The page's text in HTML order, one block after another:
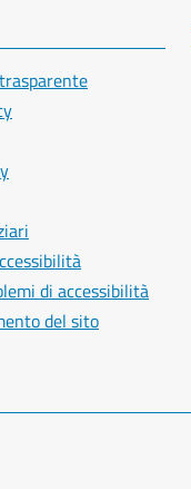
di accessibilità
del sito